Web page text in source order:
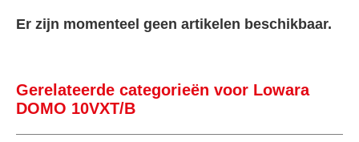
Er zijn momenteel geen artikelen beschikbaar.
Gerelateerde categorieën voor Lowara
DOMO 10VXT/B